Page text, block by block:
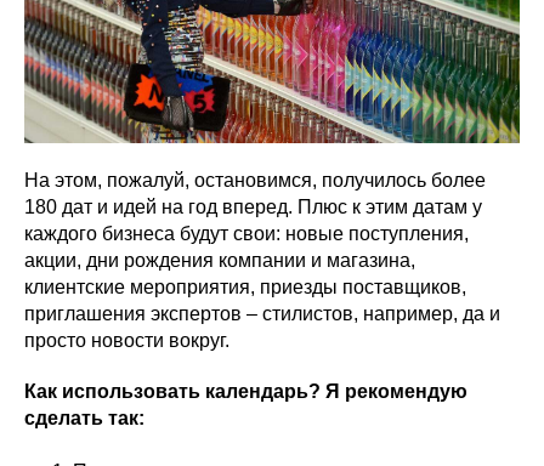
На этом, пожалуй, остановимся, получилось более
180 дат и идей на год вперед. Плюс к этим датам у
каждого бизнеса будут свои: новые поступления,
акции, дни рождения компании и магазина,
клиентские мероприятия, приезды поставщиков,
приглашения экспертов – стилистов, например, да и
просто новости вокруг.
Как использовать календарь? Я рекомендую
сделать так: